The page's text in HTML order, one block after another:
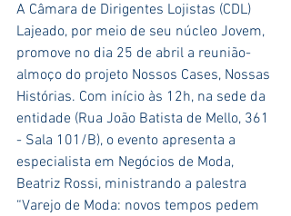
A Câmara de Dirigentes Lojistas (CDL)
Lajeado, por meio de seu núcleo Jovem,
promove no dia 25 de abril a reunião-
almoço do projeto Nossos Cases, Nossas
Histórias. Com início às 12h, na sede da
entidade (Rua João Batista de Mello, 361
- Sala 101/B), o evento apresenta a
especialista em Negócios de Moda,
Beatriz Rossi, ministrando a palestra
“Varejo de Moda: novos tempos pedem